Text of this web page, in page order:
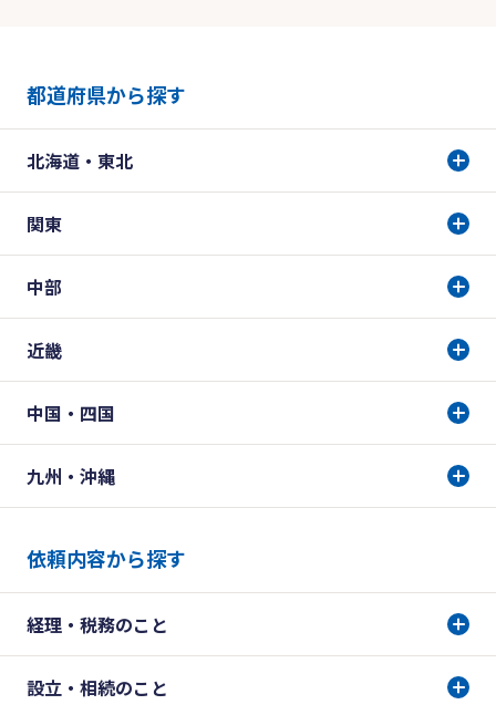
都道府県から探す
北海道・東北
関東
中部
近畿
中国・四国
九州・沖縄
依頼内容から探す
経理・税務のこと
設立・相続のこと